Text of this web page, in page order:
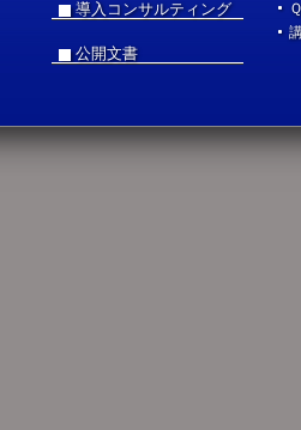
導入コンサルティング
公開文書